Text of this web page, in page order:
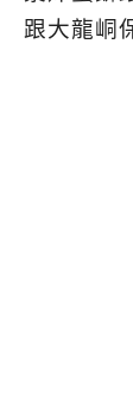
跟大龍峒